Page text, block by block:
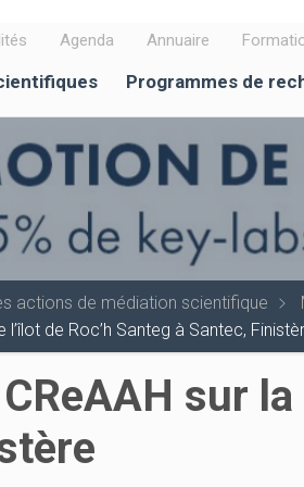
Agenda Annuaire
Programmes de
actions de médiation scientifique
de Roc’h Santeg à Santec,
sur la